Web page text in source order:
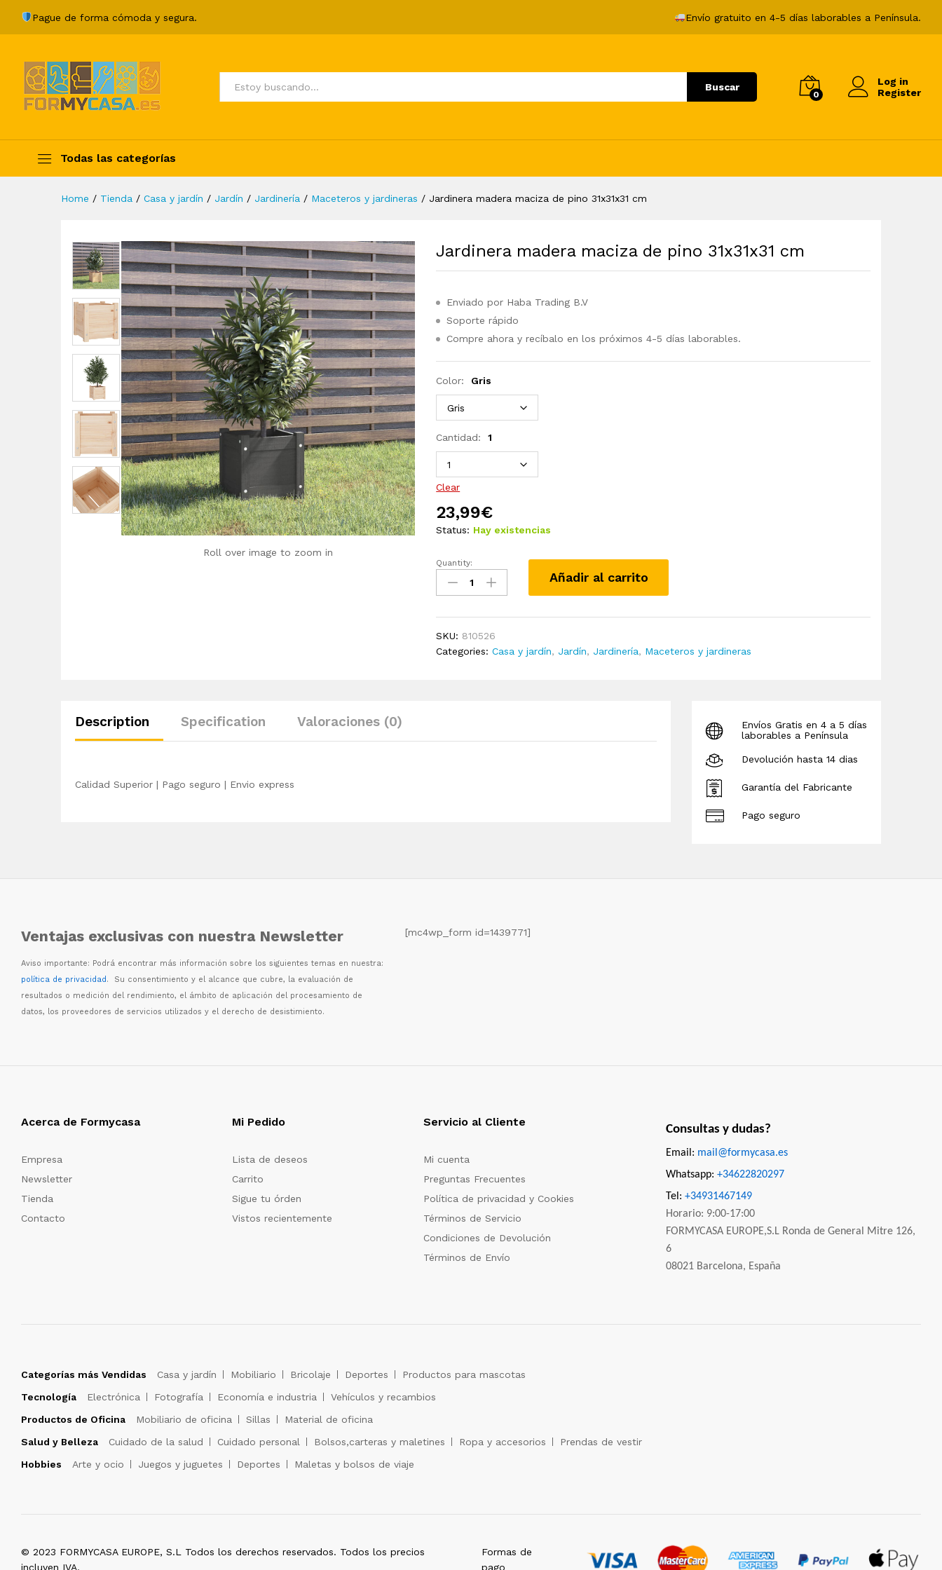
Pague de forma cómoda y segura. Envío gratuito en 4-5 días laborables a Península.
Todos Buscar
0
Log in
Register
Todas las categorías
Home / Tienda / Casa y jardín / Jardín / Jardinería / Maceteros y jardineras / Jardinera madera maciza de pino 31x31x31 cm
Roll over image to zoom in
Jardinera madera maciza de pino 31x31x31 cm
Enviado por Haba Trading B.V
Soporte rápido
Compre ahora y recíbalo en los próximos 4-5 días laborables.
Color: Gris
Cantidad: 1
Clear
23,99€
Status: Hay existencias
Jardinera
madera
maciza
31x31x31
cm
Quantity:
Añadir al carrito
SKU: 810526
Categories:Casa y jardín, Jardín, Jardinería, Maceteros y jardineras
Description Specification Valoraciones (0)
Calidad Superior | Pago seguro | Envio express
Envíos Gratis en 4 a 5 días
laborables a Península
Devolución hasta 14 dias
Garantía del Fabricante
Pago seguro
Ventajas exclusivas con nuestra Newsletter
Aviso importante: Podrá encontrar más información sobre los siguientes temas en nuestra:
política de privacidad. Su consentimiento y el alcance que cubre, la evaluación de
resultados o medición del rendimiento, el ámbito de aplicación del procesamiento de
datos, los proveedores de servicios utilizados y el derecho de desistimiento.
[mc4wp_form id=1439771]
Acerca de Formycasa
Empresa
Newsletter
Tienda
Contacto
Mi Pedido
Lista de deseos
Carrito
Sigue tu órden
Vistos recientemente
Servicio al Cliente
Mi cuenta
Preguntas Frecuentes
Política de privacidad y Cookies
Términos de Servicio
Condiciones de Devolución
Términos de Envío
Consultas y dudas?
Email: mail@formycasa.es
Whatsapp: +34622820297
Tel: +34931467149
Horario: 9:00-17:00
FORMYCASA EUROPE,S.L Ronda de General Mitre 126,
6
08021 Barcelona, España
Categorías más Vendidas Casa y jardín Mobiliario Bricolaje Deportes
Productos para mascotas
Tecnología
Electrónica Fotografía Economía e industria
Vehículos y recambios
Productos de Oficina
Mobiliario de oficina Sillas
Material de oficina
Salud y Belleza
Cuidado de la salud Cuidado personal Bolsos,carteras y maletines Ropa y accesorios
Prendas de vestir
Hobbies
Arte y ocio Juegos y juguetes Deportes Maletas y bolsos de viaje
© 2023 FORMYCASA EUROPE, S.L Todos los derechos reservados. Todos los precios
incluyen IVA.
Formas de
pago
Description Specification
23,99€ Añadir al carrito